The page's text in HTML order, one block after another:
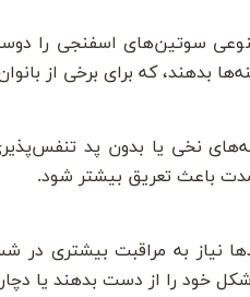
سوتین‌های اسفنجی را
بدهند، که برای برخی از
نخی یا بدون پد
باعث تعریق بیشتر شود.
نیاز به مراقبت بیشتری
خود را از دست بدهند یا